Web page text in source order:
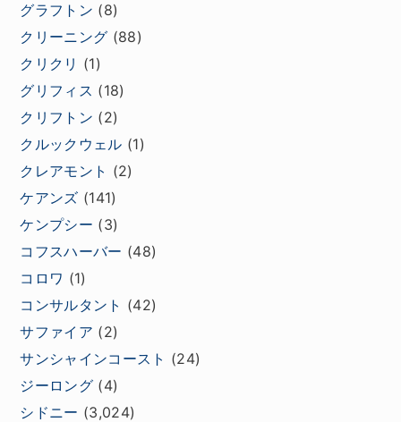
グラフトン (8)
クリーニング (88)
クリクリ (1)
グリフィス (18)
クリフトン (2)
クルックウェル (1)
クレアモント (2)
ケアンズ (141)
ケンプシー (3)
コフスハーバー (48)
コロワ (1)
コンサルタント (42)
サファイア (2)
サンシャインコースト (24)
ジーロング (4)
シドニー (3,024)